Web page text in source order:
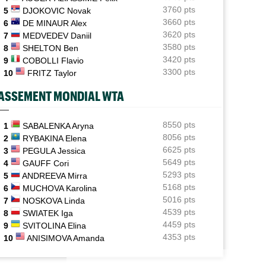
Monfils et Léolia Jeanjean wild-cards FFT,
en qualifs
championne d’Europe
ATP / WTA
Tous les programmes et les résultats de ce jeudi 6 août
2026
06/08
INTERVIEW
Luca Van Assche : "Je peux être performant tout au
long de l’année"
INTERVIEW
Quentin Halys : "Je n’ai pas eu de coup de téléphone de
sponsors"
06/08
WTA - Toronto
Aryna Sabalenka propose... des conférences de presse
façon F1
5
DJOKOVIC Novak
3760 pts
6
DE MINAUR Alex
3660 pts
7
MEDVEDEV Daniil
3620 pts
8
SHELTON Ben
3580 pts
9
COBOLLI Flavio
3420 pts
10
FRITZ Taylor 3300 pts
MONDIAL WTA
1 SABALENKA Aryna
8550 pts
2
RYBAKINA Elena
8056 pts
3
PEGULA Jessica
6625 pts
4
GAUFF Cori
5649 pts
5
ANDREEVA Mirra
5293 pts
6
MUCHOVA Karolina
5168 pts
7
NOSKOVA Linda
5016 pts
8
SWIATEK Iga
4539 pts
9
SVITOLINA Elina
4459 pts
10
ANISIMOVA Amanda 4353 pts